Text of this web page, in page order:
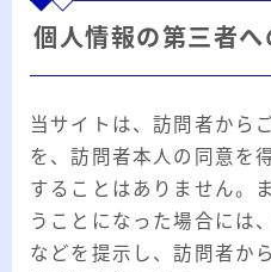
個人情報の第三者へ
当サイトは、訪問者から
を、訪問者本人の同意を
することはありません。
うことになった場合には
などを提示し、訪問者か